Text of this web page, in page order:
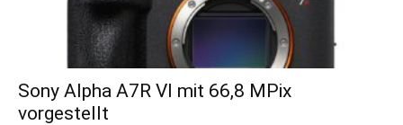
Sony Alpha A7R VI mit 66,8 MPix
vorgestellt